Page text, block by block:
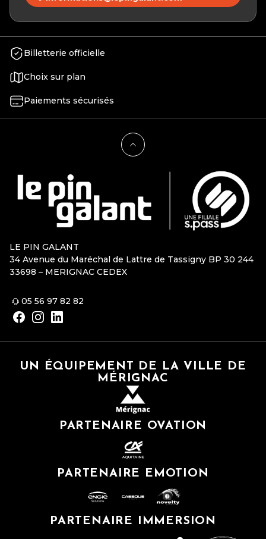
Billetterie officielle
Choix sur plan
Paiements sécurisés
LE PIN GALANT
34 Avenue du Maréchal de Lattre de Tassigny BP 30 244
33698 – MERIGNAC CEDEX
05 56 97 82 82
UN ÉQUIPEMENT DE LA VILLE DE
MÉRIGNAC
PARTENAIRE OVATION
PARTENAIRE EMOTION
PARTENAIRE IMMERSION